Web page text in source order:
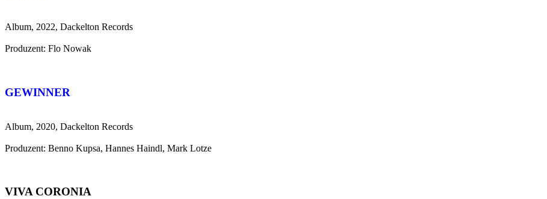
Album, 2022, Dackelton Records
Produzent: Flo Nowak
GEWINNER
Album, 2020, Dackelton Records
Produzent: Benno Kupsa, Hannes Haindl, Mark Lotze
VIVA CORONIA